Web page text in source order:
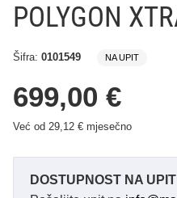
POLYGON
Šifra: 0101549 NA UPIT
699,00 €
Već od 29,12 € mjesečno
DOSTUPNOST NA UPIT